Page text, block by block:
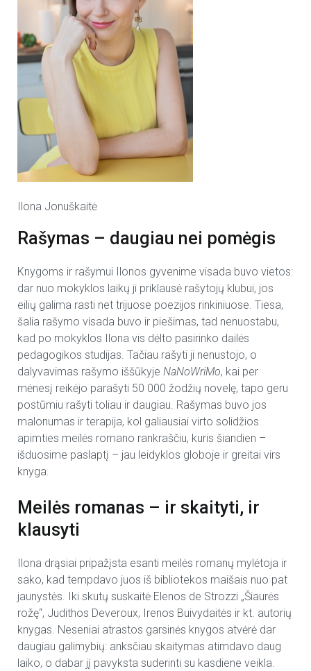
Ilona Jonuškaitė
Rašymas – daugiau nei pomėgis
Knygoms ir rašymui Ilonos gyvenime visada buvo vietos:
dar nuo mokyklos laikų ji priklausė rašytojų klubui, jos
eilių galima rasti net trijuose poezijos rinkiniuose. Tiesa,
šalia rašymo visada buvo ir piešimas, tad nenuostabu,
kad po mokyklos Ilona vis dėlto pasirinko dailės
pedagogikos studijas. Tačiau rašyti ji nenustojo, o
dalyvavimas rašymo iššūkyje NaNoWriMo, kai per
mėnesį reikėjo parašyti 50 000 žodžių novelę, tapo geru
postūmiu rašyti toliau ir daugiau. Rašymas buvo jos
malonumas ir terapija, kol galiausiai virto solidžios
apimties meilės romano rankraščiu, kuris šiandien –
išduosime paslaptį – jau leidyklos globoje ir greitai virs
knyga.
Meilės romanas – ir skaityti, ir
klausyti
Ilona drąsiai pripažįsta esanti meilės romanų mylėtoja ir
sako, kad tempdavo juos iš bibliotekos maišais nuo pat
jaunystės. Iki skutų suskaitė Elenos de Strozzi „Šiaurės
rožę“, Judithos Deveroux, Irenos Buivydaitės ir kt. autorių
knygas. Neseniai atrastos garsinės knygos atvėrė dar
daugiau galimybių: anksčiau skaitymas atimdavo daug
laiko, o dabar jį pavyksta suderinti su kasdiene veikla.